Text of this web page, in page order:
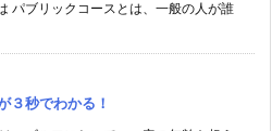
パブリックコースとは、一般の人が誰
３秒でわかる！